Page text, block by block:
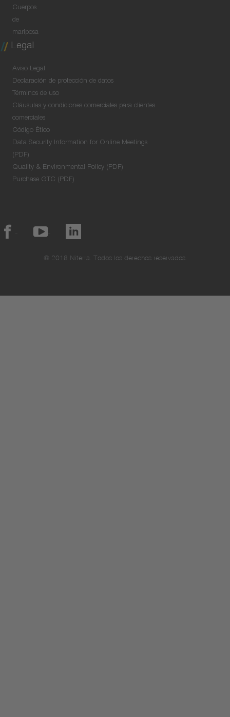
Cuerpos
de
mariposa
Legal
Aviso Legal
Declaración de protección de datos
Términos de uso
Cláusulas y condiciones comerciales para clientes
comerciales
Código Ético
Data Security Information for Online Meetings
(PDF)
Quality & Environmental Policy (PDF)
Purchase GTC (PDF)
© 2018 Niterra. Todos los derechos reservados.